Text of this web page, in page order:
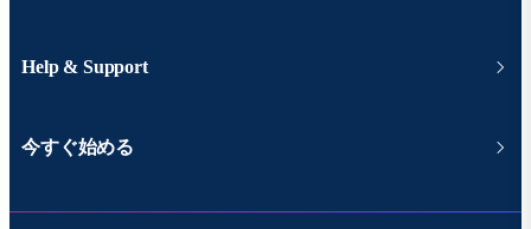
Help & Support
今すぐ始める